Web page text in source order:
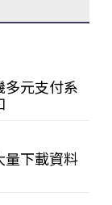
多元支付系
量下載資料